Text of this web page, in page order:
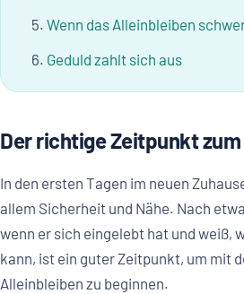
Wenn das Alleinbleiben
Geduld zahlt sich aus
Der richtige Zeitpunkt zum
In den ersten Tagen im neuen
allem Sicherheit und Nähe. Nach
wenn er sich eingelebt hat und weiß,
kann, ist ein guter Zeitpunkt, um mit
Alleinbleiben zu beginnen.